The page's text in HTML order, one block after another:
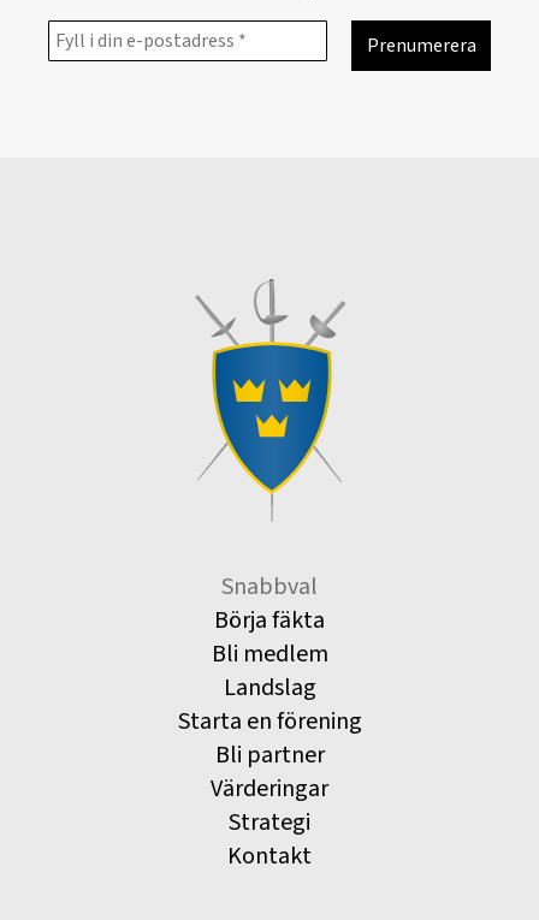
Snabbval
Börja fäkta
Bli medlem
Landslag
Starta en förening
Bli partner
Värderingar
Strategi
Kontakt